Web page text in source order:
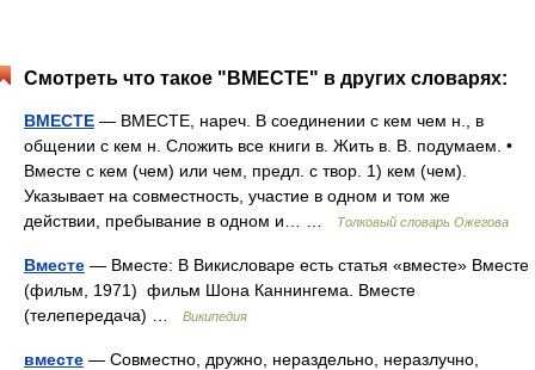
Смотреть что такое "ВМЕСТЕ" в других словарях:
ВМЕСТЕ — ВМЕСТЕ, нареч. В соединении с кем чем н., в
общении с кем н. Сложить все книги в. Жить в. В. подумаем. •
Вместе с кем (чем) или чем, предл. с твор. 1) кем (чем).
Указывает на совместность, участие в одном и том же
действии, пребывание в одном и… …
Толковый словарь Ожегова
Вместе — Вместе: В Викисловаре есть статья «вместе» Вместе
(фильм, 1971) фильм Шона Каннингема. Вместе
(телепередача) …
Википедия
вместе — Совместно, дружно, нераздельно, неразлучно,